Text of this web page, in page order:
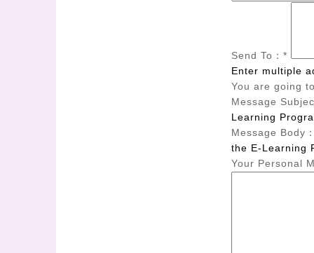
Send To：*
Enter multiple
You are going
Message
Learning
Message Body
the E-Learning
Your Personal